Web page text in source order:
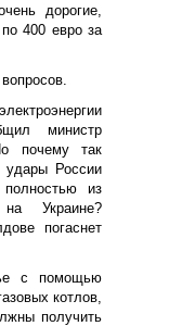
дорогие,
400 евро за
министр
почему так
удары России
из
на Украине?
погаснет
с помощью
котлов,
получить